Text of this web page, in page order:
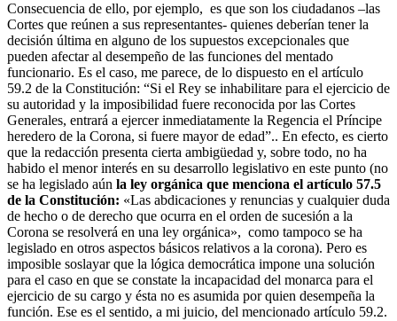
Consecuencia de ello, por ejemplo, es que son los ciudadanos –las
Cortes que reúnen a sus representantes- quienes deberían tener la
decisión última en alguno de los supuestos excepcionales que
pueden afectar al desempeño de las funciones del mentado
funcionario. Es el caso, me parece, de lo dispuesto en el artículo
59.2 de la Constitución: “Si el Rey se inhabilitare para el ejercicio de
su autoridad y la imposibilidad fuere reconocida por las Cortes
Generales, entrará a ejercer inmediatamente la Regencia el Príncipe
heredero de la Corona, si fuere mayor de edad”.. En efecto, es cierto
que la redacción presenta cierta ambigüedad y, sobre todo, no ha
habido el menor interés en su desarrollo legislativo en este punto (no
se ha legislado aún la ley orgánica que menciona el artículo 57.5
de la Constitución: «Las abdicaciones y renuncias y cualquier duda
de hecho o de derecho que ocurra en el orden de sucesión a la
Corona se resolverá en una ley orgánica», como tampoco se ha
legislado en otros aspectos básicos relativos a la corona). Pero es
imposible soslayar que la lógica democrática impone una solución
para el caso en que se constate la incapacidad del monarca para el
ejercicio de su cargo y ésta no es asumida por quien desempeña la
función. Ese es el sentido, a mi juicio, del mencionado artículo 59.2.